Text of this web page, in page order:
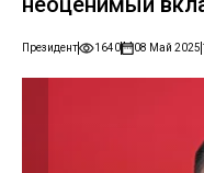
Президент 1640 08 Май 2025